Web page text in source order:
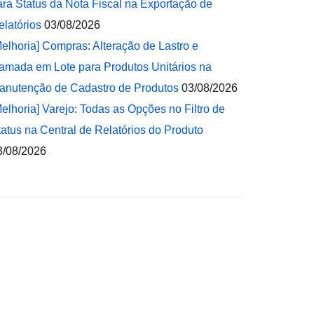
Status da Nota Fiscal na Exportação de
03/08/2026
Compras: Alteração de Lastro e
em Lote para Produtos Unitários na
de Cadastro de Produtos 03/08/2026
Varejo: Todas as Opções no Filtro de
na Central de Relatórios do Produto
08/2026